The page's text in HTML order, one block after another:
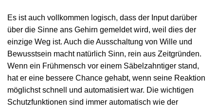
Es ist auch vollkommen logisch, dass der Input darüber
über die Sinne ans Gehirn gemeldet wird, weil dies der
einzige Weg ist. Auch die Ausschaltung von Wille und
Bewusstsein macht natürlich Sinn, rein aus Zeitgründen.
Wenn ein Frühmensch vor einem Säbelzahntiger stand,
hat er eine bessere Chance gehabt, wenn seine Reaktion
möglichst schnell und automatisiert war. Die wichtigen
Schutzfunktionen sind immer automatisch wie der